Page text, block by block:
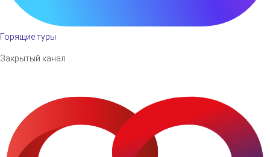
Горящие туры
Закрытый канал